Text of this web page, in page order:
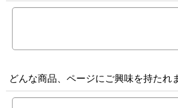
どんな商品、ページにご興味を持たれ